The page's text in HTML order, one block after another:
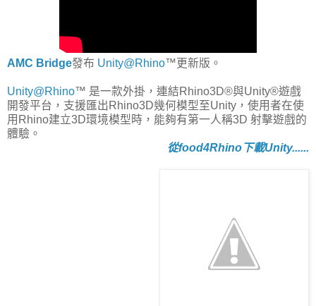
AMC Bridge發布 Unity@Rhino™更新版。
Unity@Rhino™ 是一款外掛，連結Rhino3D®與Unity®遊戲
開發平台，支援匯出Rhino3D幾何模型至Unity，使用者在使
用Rhino建立3D環境模型時，能夠有第一人稱3D 射擊遊戲的
體驗。
從food4Rhino下載Unity......